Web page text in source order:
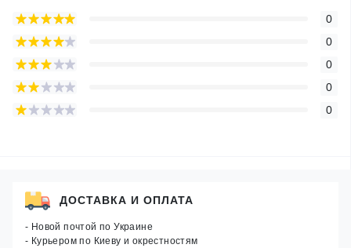
0
0
0
0
0
ДОСТАВКА И ОПЛАТА
- Новой почтой по Украине
- Курьером по Киеву и окрестностям